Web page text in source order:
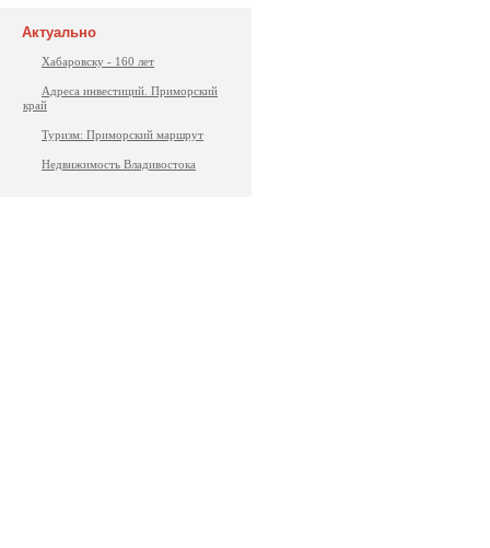
Актуально
Хабаровску - 160 лет
Адреса инвестиций. Приморский
край
Туризм: Приморский маршрут
Недвижимость Владивостока